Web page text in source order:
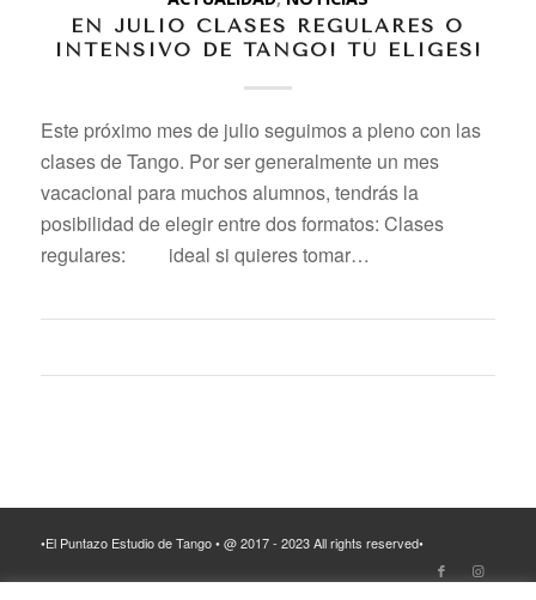
EN JULIO CLASES REGULARES O
INTENSIVO DE TANGO! TÚ ELIGES!
Este próximo mes de julio seguimos a pleno con las
clases de Tango. Por ser generalmente un mes
vacacional para muchos alumnos, tendrás la
posibilidad de elegir entre dos formatos: Clases
regulares: ideal si quieres tomar…
•El Puntazo Estudio de Tango • @ 2017 - 2023 All rights reserved•